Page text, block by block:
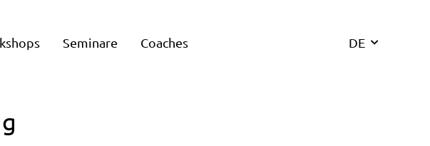
Seminare Coaches DE